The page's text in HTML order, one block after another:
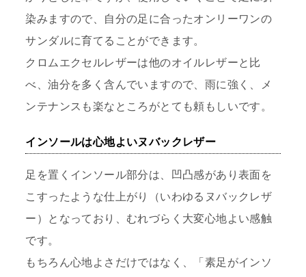
染みますので、自分の足に合ったオンリーワンの
サンダルに育てることができます。
クロムエクセルレザーは他のオイルレザーと比
べ、油分を多く含んでいますので、雨に強く、メ
ンテナンスも楽なところがとても頼もしいです。
インソールは心地よいヌバックレザー
足を置くインソール部分は、凹凸感があり表面を
こすったような仕上がり（いわゆるヌバックレザ
ー）となっており、むれづらく大変心地よい感触
です。
もちろん心地よさだけではなく、「素足がインソ